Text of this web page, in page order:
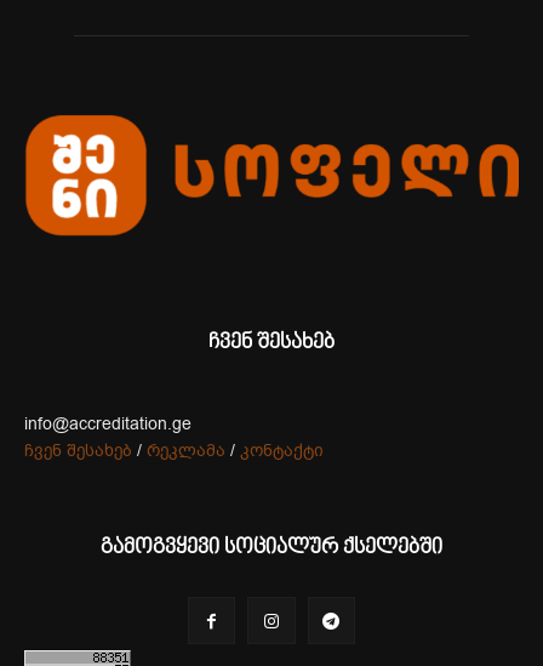
ჩვენ შესახებ
info@accreditation.ge
ჩვენ შესახებ / რეკლამა / კონტაქტი
გამოგვყევი სოციალურ ქსელებში